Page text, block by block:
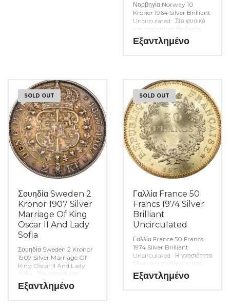
Νορβηγία Norway 10
Kroner 1964 Silver Brilliant
Uncirculated. Στο φυσικό
μας κατάστημα θα βρείτε
μεγάλη ποικιλία ελληνικών
και ξένων νομισμάτων και
σας. (Κωδ. 9175)
Εξαντλημένο
SOLD OUT
Σουηδία Sweden 2
Kronor 1907 Silver
Marriage Of King
Oscar II And Lady
Sofia
Σουηδία Sweden 2 Kronor
1907 Silver Marriage Of
King Oscar II And Lady
Sofia. Στο φυσικό μας
κατάστημα θα βρείτε μεγάλη
ποικιλία ελληνικών και ξένων
Εξαντλημένο
SOLD OUT
Γαλλία France 50
Francs 1974 Silver
Brilliant
Uncirculated
Γαλλία France 50 Francs
1974 Silver Brilliant
Uncirculated. Η γνησιότητα
όλων των προϊόντων μας
είναι εγγυημένη εφ όρου
ζωής ενώ τυχόν
Εξαντλημένο